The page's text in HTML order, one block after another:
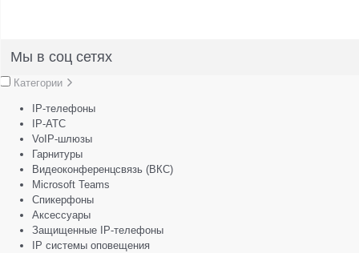
Мы в соц сетях
Категории
IP-телефоны
IP-АТС
VoIP-шлюзы
Гарнитуры
Видеоконференцсвязь (ВКС)
Microsoft Teams
Спикерфоны
Аксессуары
Защищенные IP-телефоны
IP системы оповещения